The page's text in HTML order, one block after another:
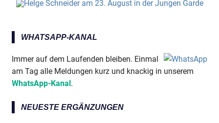
WHATSAPP-KANAL
Immer auf dem Laufenden bleiben. Einmal
am Tag alle Meldungen kurz und knackig in unserem
WhatsApp-Kanal.
NEUESTE ERGÄNZUNGEN